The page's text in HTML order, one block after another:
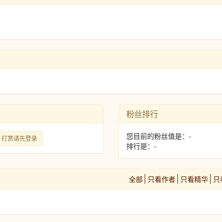
打赏请先登录
粉丝排行
您目前的粉丝值是：-
排行是：-
全部 只看作者 只看精华